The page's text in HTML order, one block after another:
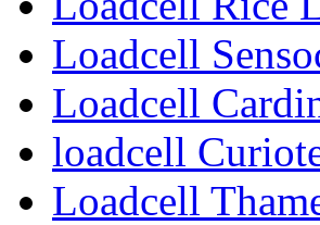
Loadcell
Loadcell
loadcell
Loadcell